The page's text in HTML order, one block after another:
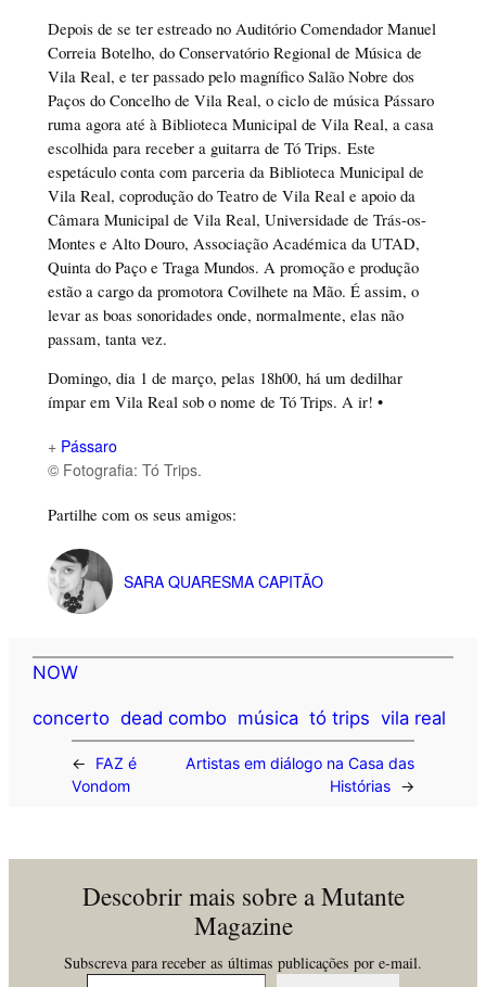
Depois de se ter estreado no Auditório Comendador Manuel
Correia Botelho, do Conservatório Regional de Música de
Vila Real, e ter passado pelo magnífico Salão Nobre dos
Paços do Concelho de Vila Real, o ciclo de música Pássaro
ruma agora até à Biblioteca Municipal de Vila Real, a casa
escolhida para receber a guitarra de Tó Trips. Este
espetáculo conta com parceria da Biblioteca Municipal de
Vila Real, coprodução do Teatro de Vila Real e apoio da
Câmara Municipal de Vila Real, Universidade de Trás-os-
Montes e Alto Douro, Associação Académica da UTAD,
Quinta do Paço e Traga Mundos. A promoção e produção
estão a cargo da promotora Covilhete na Mão. É assim, o
levar as boas sonoridades onde, normalmente, elas não
passam, tanta vez.
Domingo, dia 1 de março, pelas 18h00, há um dedilhar
ímpar em Vila Real sob o nome de Tó Trips. A ir! •
+ Pássaro
© Fotografia: Tó Trips.
Partilhe com os seus amigos:
SARA QUARESMA CAPITÃO
NOW
concerto dead combo música tó trips vila real
←
FAZ é
Vondom
Artistas em diálogo na Casa das
Histórias
→
Descobrir mais sobre a Mutante
Magazine
Subscreva para receber as últimas publicações por e-mail.
Insira o seu email…